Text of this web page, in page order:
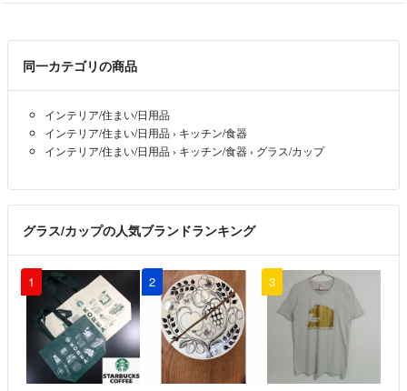
そして、模様替えの様に、
ます☆
私のクッションカバーの想いが皆さんにも
届きます様に(*^^*)
殺風景な部屋に、マリメッコの食器も食卓を鮮やかにし、気分も上げて
くれます。
マリメッコの食器の想いも、皆さんに届くと嬉しいです(*^^*)
メルカリのマイルールです↓
☆基本的にお値引き交渉は不可にさせて下さい。お値引きが入る際は、
コメントにて通知しますので、イイねをしてお待ち下さい。
☆まとめ買い以外の専用は、ご対応出来かねます。
基本的にメルカリルールに沿って、先に購入した方が優先です。ご了承
下さい。
同一カテゴリの商品
インテリア/住まい/日用品
インテリア/住まい/日用品 › キッチン/食器
インテリア/住まい/日用品 › キッチン/食器 › グラス/カップ
グラス/カップの人気ブランドランキング
1 2 3